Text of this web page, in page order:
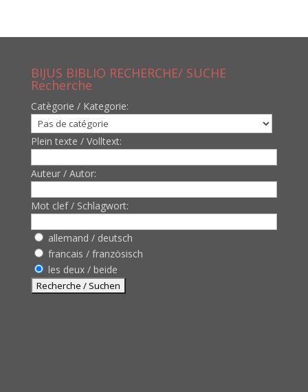
BIJUS BIBLIO RECHERCHE/ SUCHE
Recherche
Catègorie / Kategorie:
Plein texte / Volltext:
Auteur / Autor:
Mot clef / Schlagwort:
allemand / deutsch
francais / französisch
les deux / beide